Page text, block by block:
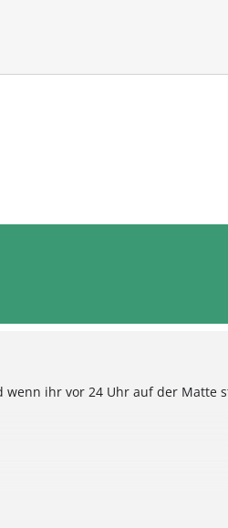
wenn ihr vor 24 Uhr auf der Matte